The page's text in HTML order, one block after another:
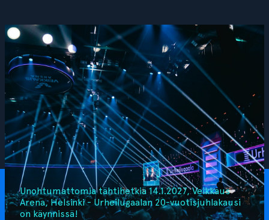
Unohtumattomia tähtihetkiä 14.1.2027, Veikkaus
Arena, Helsinki - Urheilugaalan 20-vuotisjuhlakausi
on käynnissä!